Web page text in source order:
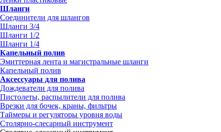
Шланги
Соединители для шлангов
Шланги 3/4
Шланги 1/2
Шланги 1/4
Капельный полив
Эмиттерная лента и магистральные шланги
Капельный полив
Аксессуары для полива
Дождеватели для полива
Пистолеты, распылители для полива
Врезки для бочек, краны, фильтры
Таймеры и регуляторы уровня воды
Столярно-слесарный инструмент